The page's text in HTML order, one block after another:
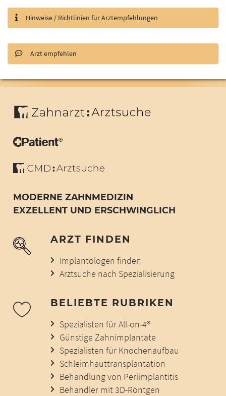
Hinweise / Richtlinien für Arztempfehlungen
Arzt empfehlen
MODERNE ZAHNMEDIZIN
EXZELLENT UND ERSCHWINGLICH
ARZT FINDEN
Implantologen finden
Arztsuche nach Spezialisierung
BELIEBTE RUBRIKEN
Spezialisten für All-on-4®
Günstige Zahnimplantate
Spezialisten für Knochenaufbau
Schleimhauttransplantation
Behandlung von Periimplantitis
Behandler mit 3D-Röntgen